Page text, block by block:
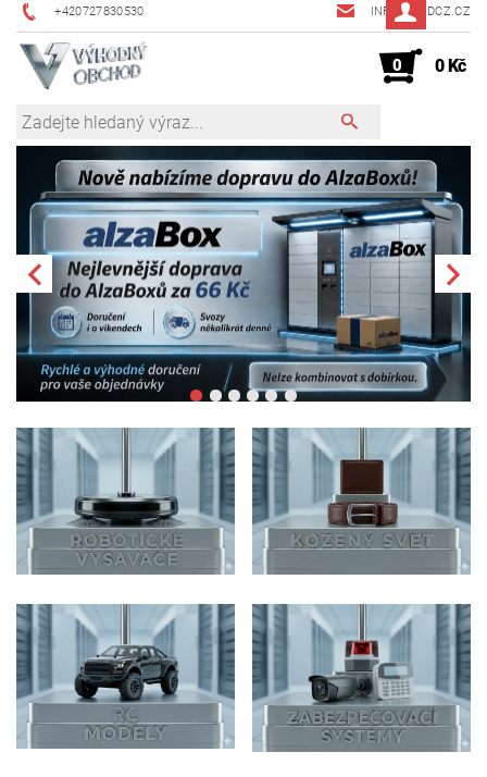
+420727830530 INFO@JMDCZ.CZ
0 0 Kč